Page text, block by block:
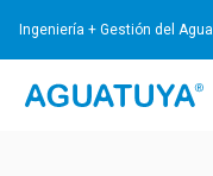
Ingeniería + Gestión del Agua